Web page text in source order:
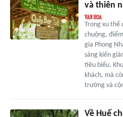
và thiên
Trong xu thế
chuộng,
gia Phong
sáng kiến
tiêu biểu.
khách, mà
trường và
Về Huế